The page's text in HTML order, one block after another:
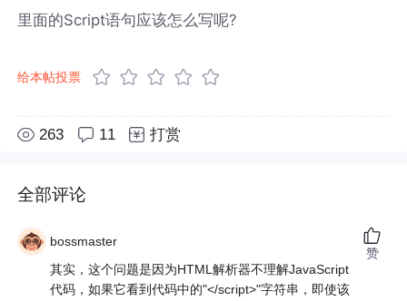
里面的Script语句应该怎么写呢?
给本帖投票
263 11 打赏
全部评论
bossmaster
其实，这个问题是因为HTML解析器不理解JavaScript
代码，如果它看到代码中的"</script>"字符串，即使该
赞